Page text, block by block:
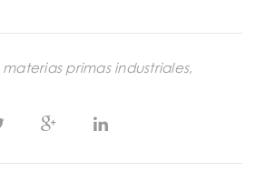
primas industriales,